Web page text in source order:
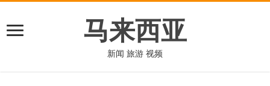
马来西亚
新闻 旅游 视频